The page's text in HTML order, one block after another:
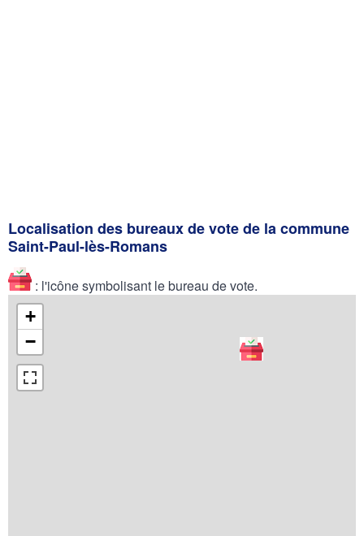
Localisation des bureaux de vote de la commune
Saint-Paul-lès-Romans
: l'icône symbolisant le bureau de vote.
+
−